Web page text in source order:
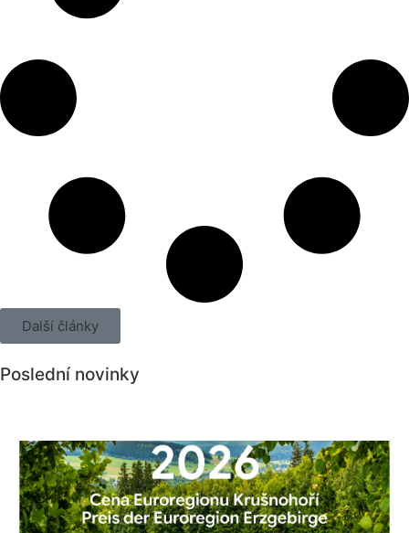
Další články
Poslední novinky